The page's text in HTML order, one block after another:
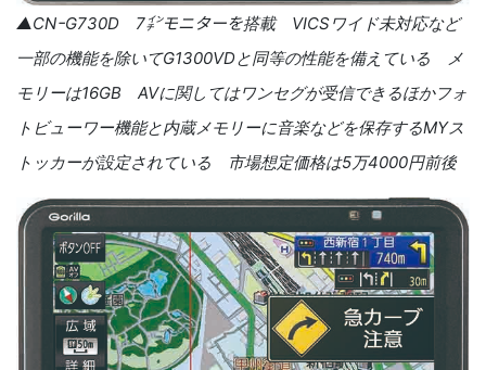
▲CNｰG730D 7㌅モニターを搭載 VICSワイド未対応など
一部の機能を除いてG1300VDと同等の性能を備えている メ
モリーは16GB AVに関してはワンセグが受信できるほかフォ
トビューワー機能と内蔵メモリーに音楽などを保存するMYス
トッカーが設定されている 市場想定価格は5万4000円前後